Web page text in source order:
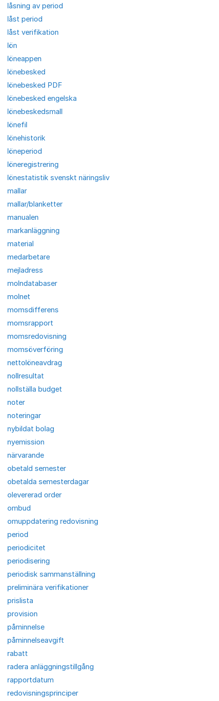
låsning av period
låst period
låst verifikation
lön
löneappen
lönebesked
lönebesked PDF
lönebesked engelska
lönebeskedsmall
lönefil
lönehistorik
löneperiod
löneregistrering
lönestatistik svenskt näringsliv
mallar
mallar/blanketter
manualen
markanläggning
material
medarbetare
mejladress
molndatabaser
molnet
momsdifferens
momsrapport
momsredovisning
momsöverföring
nettolöneavdrag
nollresultat
nollställa budget
noter
noteringar
nybildat bolag
nyemission
närvarande
obetald semester
obetalda semesterdagar
olevererad order
ombud
omuppdatering redovisning
period
periodicitet
periodisering
periodisk sammanställning
preliminära verifikationer
prislista
provision
påminnelse
påminnelseavgift
rabatt
radera anläggningstillgång
rapportdatum
redovisningsprinciper